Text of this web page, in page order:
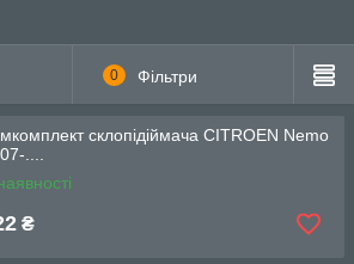
0 Фільтри
склопідіймача CITROEN Nemo
....
₴